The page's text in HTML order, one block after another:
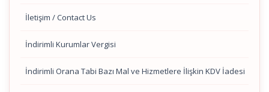
İletişim / Contact Us
İndirimli Kurumlar Vergisi
İndirimli Orana Tabi Bazı Mal ve Hizmetlere İlişkin KDV İadesi